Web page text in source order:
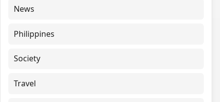
News
Philippines
Society
Travel